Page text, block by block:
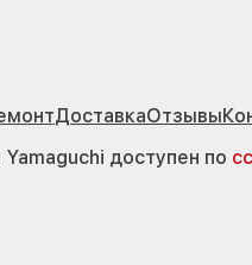
ДоставкаОтзывы
доступен по